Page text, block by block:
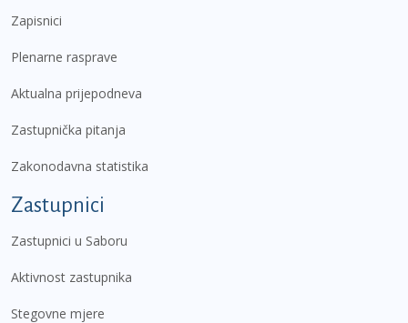
Zapisnici
Plenarne rasprave
Aktualna prijepodneva
Zastupnička pitanja
Zakonodavna statistika
Zastupnici
Zastupnici u Saboru
Aktivnost zastupnika
Stegovne mjere